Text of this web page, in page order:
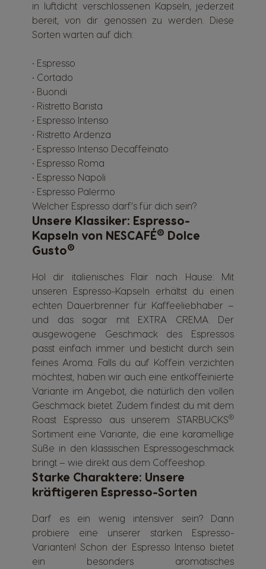
in luftdicht verschlossenen Kapseln, jederzeit
bereit, von dir genossen zu werden. Diese
Sorten warten auf dich:
• Espresso
• Cortado
• Buondi
• Ristretto Barista
• Espresso Intenso
• Ristretto Ardenza
• Espresso Intenso Decaffeinato
• Espresso Roma
• Espresso Napoli
• Espresso Palermo
Welcher Espresso darf‘s für dich sein?
Unsere Klassiker: Espresso-
Kapseln von NESCAFÉ® Dolce
Gusto®
Hol dir italienisches Flair nach Hause: Mit
unseren Espresso-Kapseln erhältst du einen
echten Dauerbrenner für Kaffeeliebhaber –
und das sogar mit EXTRA CREMA. Der
ausgewogene Geschmack des Espressos
passt einfach immer und besticht durch sein
feines Aroma. Falls du auf Koffein verzichten
möchtest, haben wir auch eine entkoffeinierte
Variante im Angebot, die natürlich den vollen
Geschmack bietet. Zudem findest du mit dem
Roast Espresso aus unserem STARBUCKS®
Sortiment eine Variante, die eine karamellige
Süße in den klassischen Espressogeschmack
bringt – wie direkt aus dem Coffeeshop.
Starke Charaktere: Unsere
kräftigeren Espresso-Sorten
Darf es ein wenig intensiver sein? Dann
probiere eine unserer starken Espresso-
Varianten! Schon der Espresso Intenso bietet
ein besonders aromatisches